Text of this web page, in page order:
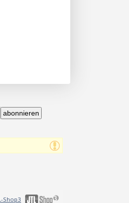
abonnieren
Shop3